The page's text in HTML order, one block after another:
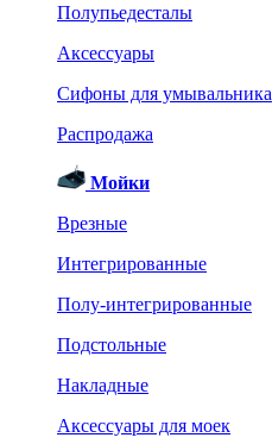
Полупьедесталы
Аксессуары
Сифоны для умывальника
Распродажа
Мойки
Врезные
Интегрированные
Полу-интегрированные
Подстольные
Накладные
Аксессуары для моек